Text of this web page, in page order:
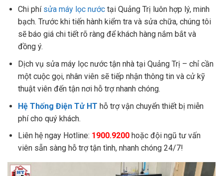
Chi phí sửa máy lọc nướctại Quảng Trị luôn hợp lý, minh
bạch. Trước khi tiến hành kiểm tra và sửa chữa, chúng tôi
sẽ báo giá chi tiết rõ ràng để khách hàng nắm bắt và
đồng ý.
Dịch vụ sửa máy lọc nước tận nhà tại Quảng Trị – chỉ cần
một cuộc gọi, nhân viên sẽ tiếp nhận thông tin và cử kỹ
thuật viên đến tận nơi hỗ trợ nhanh chóng.
Hệ Thống Điện Tử HT hỗ trợ vận chuyển thiết bị miễn
phí cho quý khách.
Liên hệ ngay Hotline: 1900.9200hoặc đội ngũ tư vấn
viên sẵn sàng hỗ trợ tận tình, nhanh chóng 24/7!